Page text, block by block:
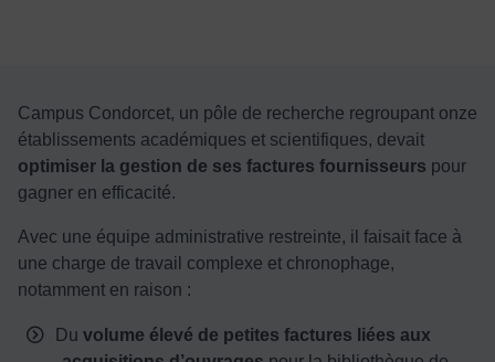
Campus Condorcet, un pôle de recherche regroupant onze
établissements académiques et scientifiques, devait
optimiser la gestion de ses factures fournisseurs pour
gagner en efficacité.
Avec une équipe administrative restreinte, il faisait face à
une charge de travail complexe et chronophage,
notamment en raison :
Du volume élevé de petites factures liées aux